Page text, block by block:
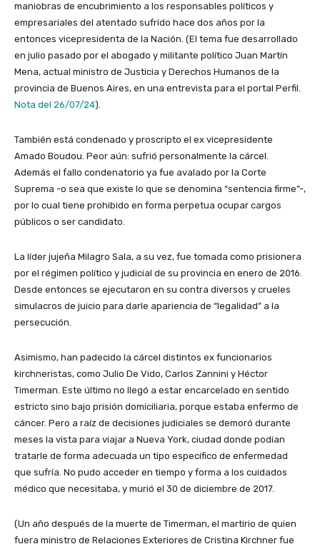
maniobras de encubrimiento a los responsables políticos y
empresariales del atentado sufrido hace dos años por la
entonces vicepresidenta de la Nación. (El tema fue desarrollado
en julio pasado por el abogado y militante político Juan Martín
Mena, actual ministro de Justicia y Derechos Humanos de la
provincia de Buenos Aires, en una entrevista para el portal Perfil.
Nota del 26/07/24).
También está condenado y proscripto el ex vicepresidente
Amado Boudou. Peor aún: sufrió personalmente la cárcel.
Además el fallo condenatorio ya fue avalado por la Corte
Suprema -o sea que existe lo que se denomina “sentencia firme”-,
por lo cual tiene prohibido en forma perpetua ocupar cargos
públicos o ser candidato.
La líder jujeña Milagro Sala, a su vez, fue tomada como prisionera
por el régimen político y judicial de su provincia en enero de 2016.
Desde entonces se ejecutaron en su contra diversos y crueles
simulacros de juicio para darle apariencia de “legalidad” a la
persecución.
Asimismo, han padecido la cárcel distintos ex funcionarios
kirchneristas, como Julio De Vido, Carlos Zannini y Héctor
Timerman. Este último no llegó a estar encarcelado en sentido
estricto sino bajo prisión domiciliaria, porque estaba enfermo de
cáncer. Pero a raíz de decisiones judiciales se demoró durante
meses la vista para viajar a Nueva York, ciudad donde podían
tratarle de forma adecuada un tipo específico de enfermedad
que sufría. No pudo acceder en tiempo y forma a los cuidados
médico que necesitaba, y murió el 30 de diciembre de 2017.
(Un año después de la muerte de Timerman, el martirio de quien
fuera ministro de Relaciones Exteriores de Cristina Kirchner fue